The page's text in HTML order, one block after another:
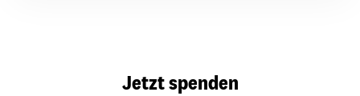
Jetzt spenden